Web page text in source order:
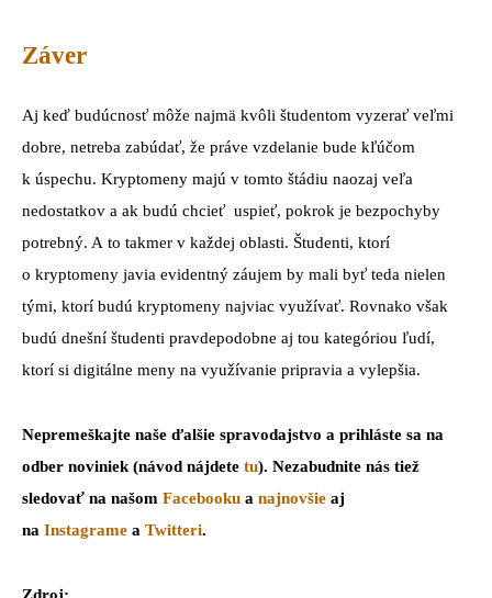
Záver
Aj keď budúcnosť môže najmä kvôli študentom vyzerať veľmi
dobre, netreba zabúdať, že práve vzdelanie bude kľúčom
k úspechu. Kryptomeny majú v tomto štádiu naozaj veľa
nedostatkov a ak budú chcieť uspieť, pokrok je bezpochyby
potrebný. A to takmer v každej oblasti. Študenti, ktorí
o kryptomeny javia evidentný záujem by mali byť teda nielen
tými, ktorí budú kryptomeny najviac využívať. Rovnako však
budú dnešní študenti pravdepodobne aj tou kategóriou ľudí,
ktorí si digitálne meny na využívanie pripravia a vylepšia.
Nepremeškajte naše ďalšie spravodajstvo a prihláste sa na
odber noviniek (návod nájdete tu). Nezabudnite nás tiež
sledovať na našom Facebooku a najnovšie aj
na Instagrame a Twitteri.